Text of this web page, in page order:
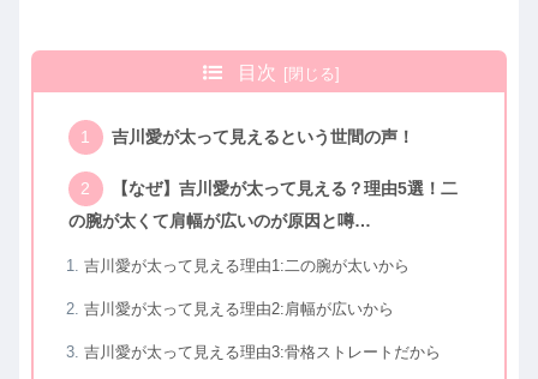
目次
吉川愛が太って見えるという世間の声！
【なぜ】吉川愛が太って見える？理由5選！二
の腕が太くて肩幅が広いのが原因と噂…
吉川愛が太って見える理由1:二の腕が太いから
吉川愛が太って見える理由2:肩幅が広いから
吉川愛が太って見える理由3:骨格ストレートだから